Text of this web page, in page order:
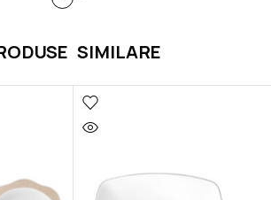
SIMILARE